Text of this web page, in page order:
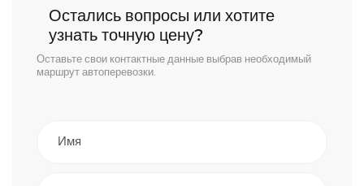
Остались вопросы или хотите
узнать точную цену?
Оставьте свои контактные данные выбрав необходимый
маршрут автоперевозки.